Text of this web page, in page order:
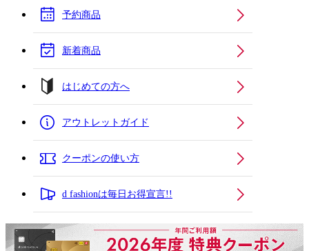
予約商品
新着商品
はじめての方へ
アウトレットガイド
クーポンの使い方
d fashionは毎日お得宣言!!